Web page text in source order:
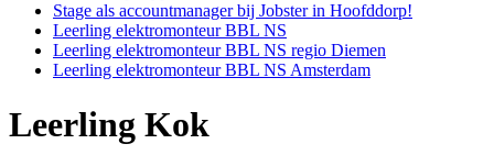
Stage als accountmanager bij Jobster in Hoofddorp!
Leerling elektromonteur BBL NS
Leerling elektromonteur BBL NS regio Diemen
Leerling elektromonteur BBL NS Amsterdam
Leerling Kok